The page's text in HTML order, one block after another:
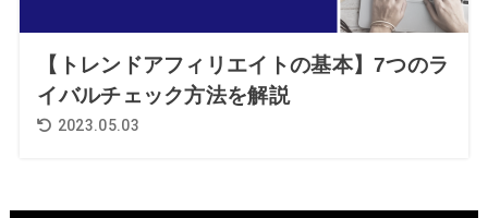
【トレンドアフィリエイトの基本】7つのラ
イバルチェック方法を解説
2023.05.03